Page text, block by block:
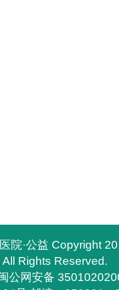
院·公益 Copyright
All Rights Reserved.
公网安备